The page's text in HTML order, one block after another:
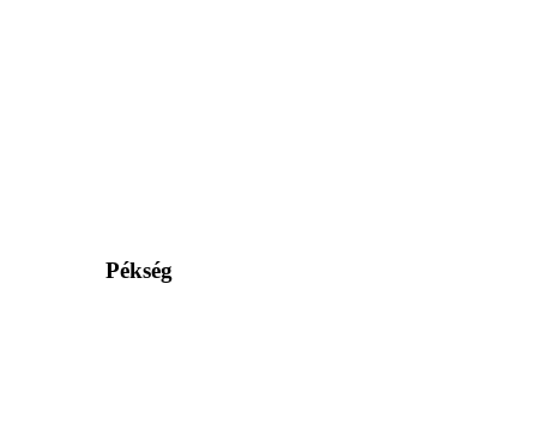
Pékség